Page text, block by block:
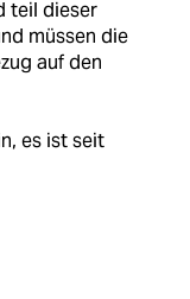
teil dieser
müssen die
auf den
es ist seit